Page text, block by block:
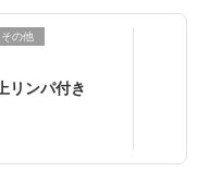
その他
リンパ付き